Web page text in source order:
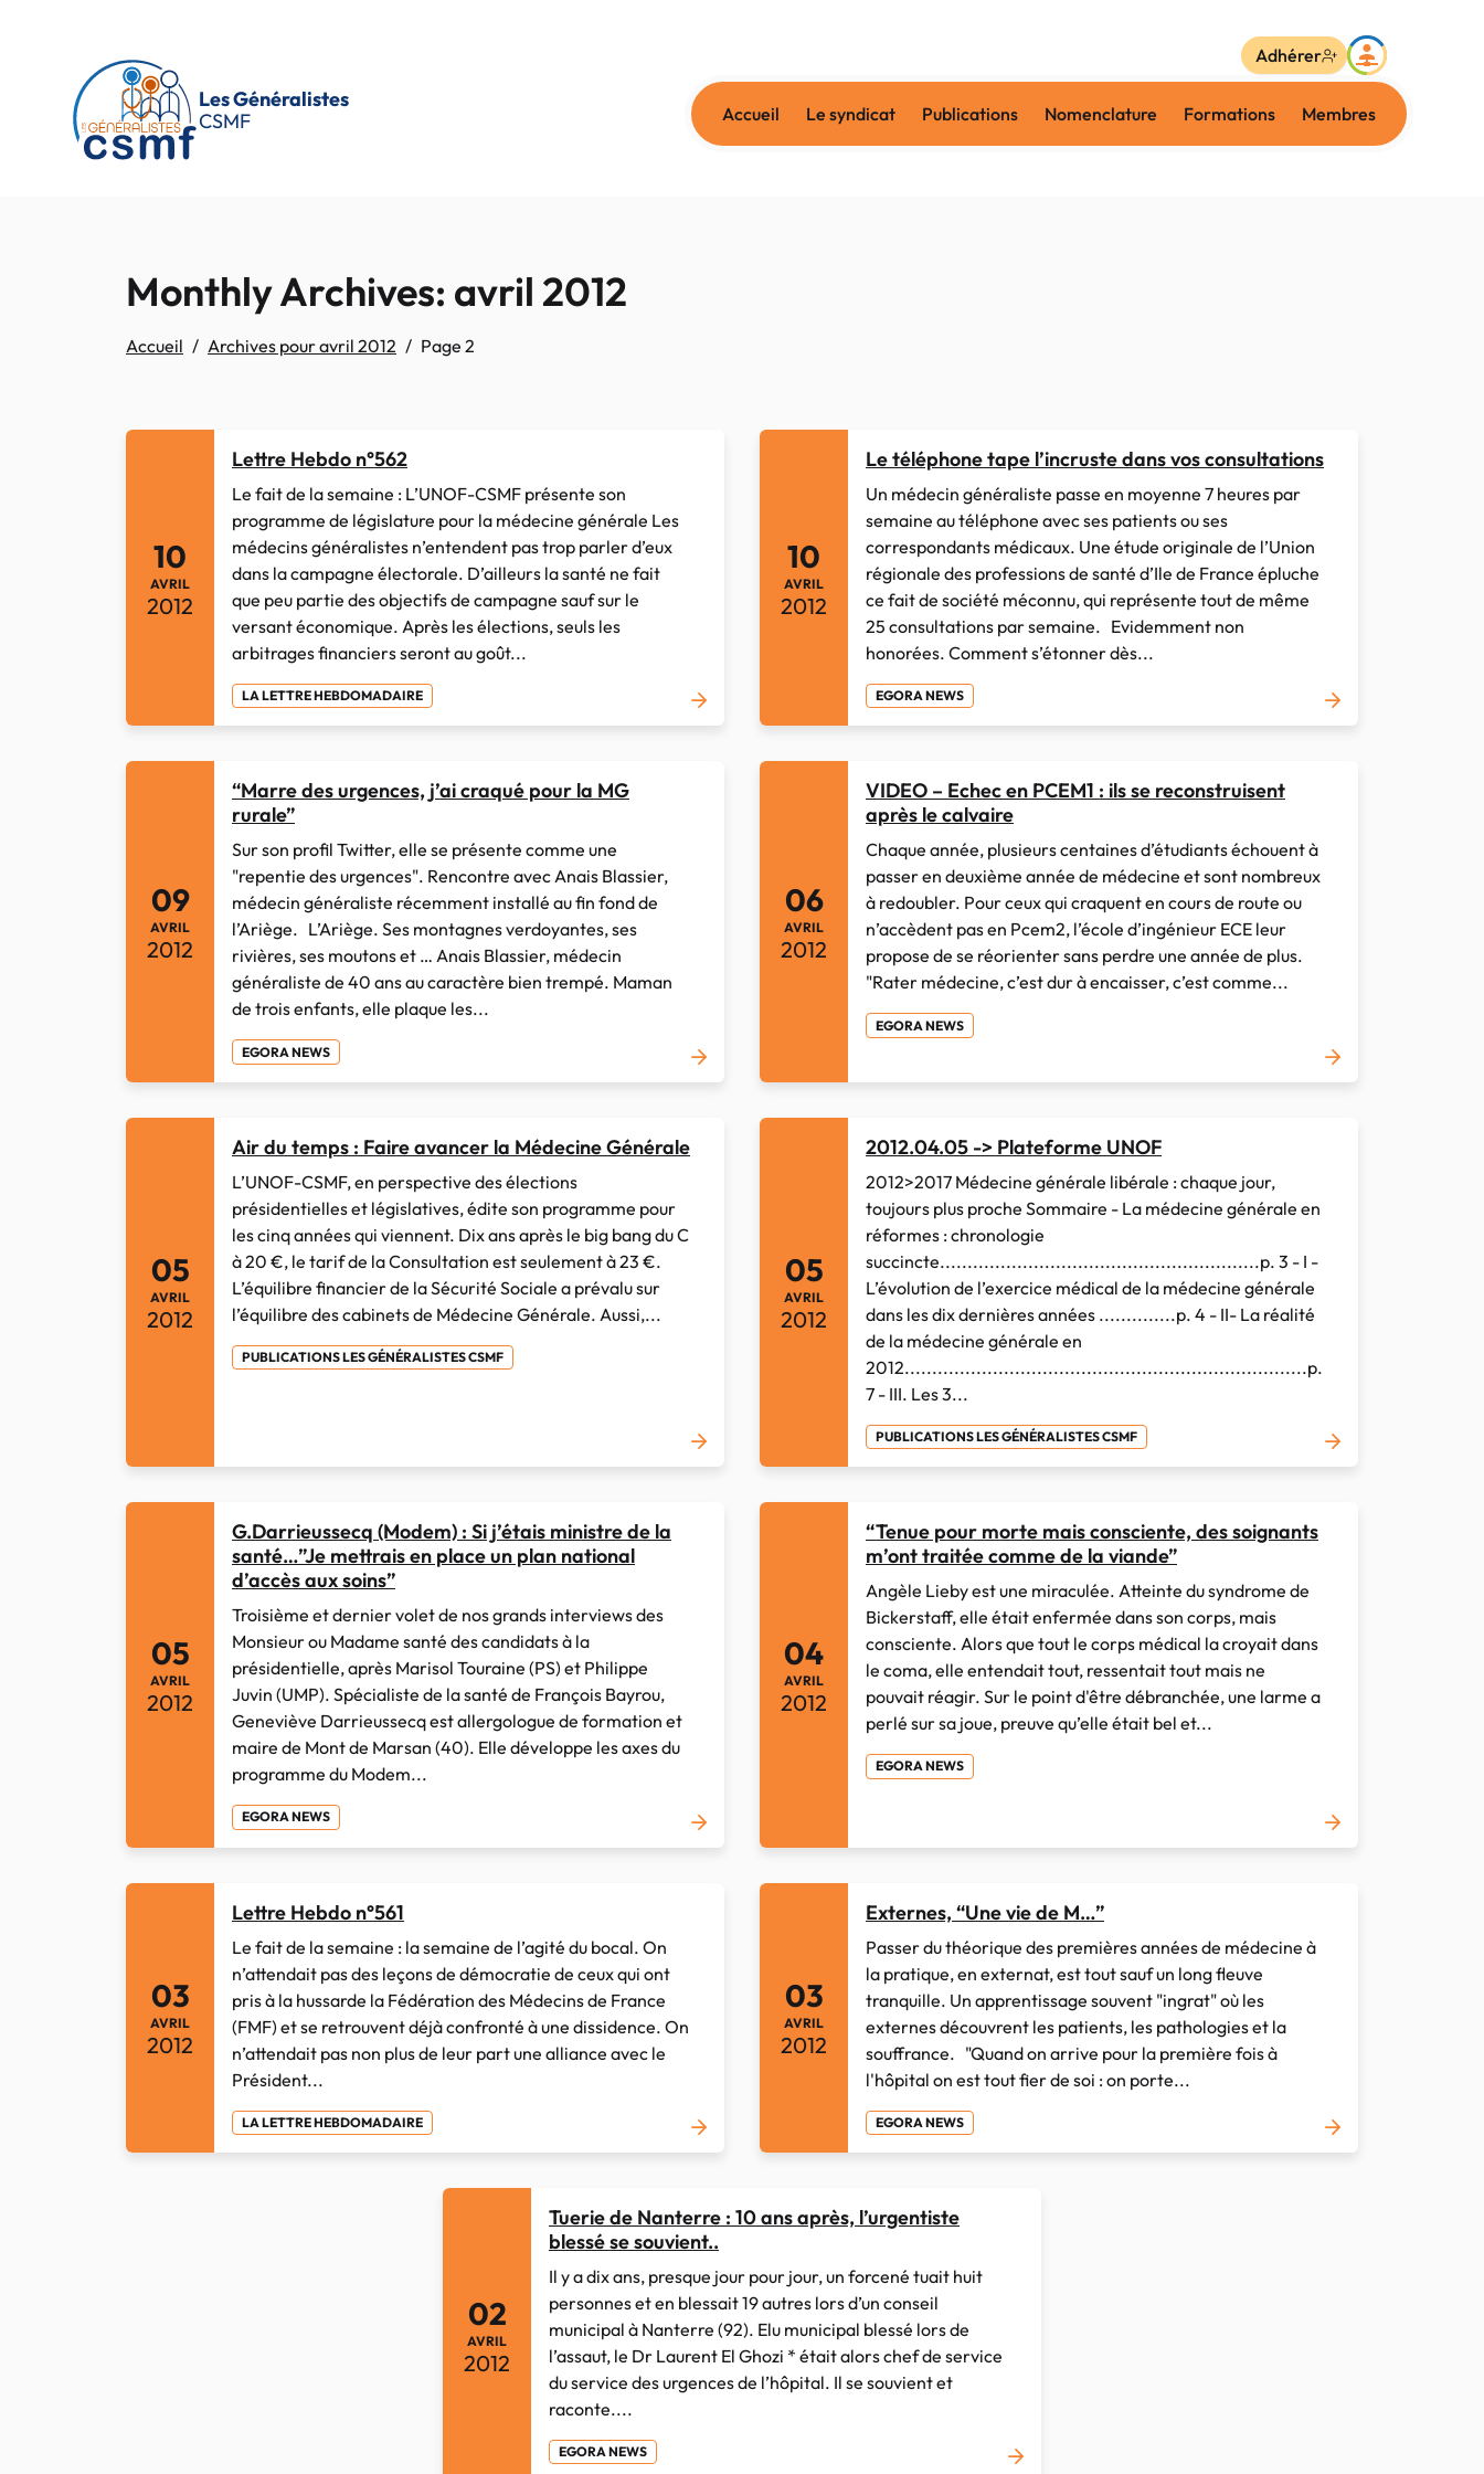
Les Généralistes
CSMF
Accueil Le syndicat Publications Nomenclature Formations Membres
Adhérer
Monthly Archives: avril 2012
Accueil Archives pour avril 2012 Page 2
10
AVRIL
2012
Lettre Hebdo n°562
Le fait de la semaine : L’UNOF-CSMF présente son
programme de législature pour la médecine générale Les
médecins généralistes n’entendent pas trop parler d’eux
dans la campagne électorale. D’ailleurs la santé ne fait
que peu partie des objectifs de campagne sauf sur le
versant économique. Après les élections, seuls les
arbitrages financiers seront au goût...
LA LETTRE HEBDOMADAIRE
10
AVRIL
2012
Le téléphone tape l’incruste dans vos consultations
Un médecin généraliste passe en moyenne 7 heures par
semaine au téléphone avec ses patients ou ses
correspondants médicaux. Une étude originale de l’Union
régionale des professions de santé d’Ile de France épluche
ce fait de société méconnu, qui représente tout de même
25 consultations par semaine. Evidemment non
honorées. Comment s’étonner dès...
EGORA NEWS
09
AVRIL
2012
“Marre des urgences, j’ai craqué pour la MG
rurale”
Sur son profil Twitter, elle se présente comme une
"repentie des urgences". Rencontre avec Anais Blassier,
médecin généraliste récemment installé au fin fond de
l’Ariège. L’Ariège. Ses montagnes verdoyantes, ses
rivières, ses moutons et … Anais Blassier, médecin
généraliste de 40 ans au caractère bien trempé. Maman
de trois enfants, elle plaque les...
EGORA NEWS
06
AVRIL
2012
VIDEO – Echec en PCEM1 : ils se reconstruisent
après le calvaire
Chaque année, plusieurs centaines d’étudiants échouent à
passer en deuxième année de médecine et sont nombreux
à redoubler. Pour ceux qui craquent en cours de route ou
n’accèdent pas en Pcem2, l’école d’ingénieur ECE leur
propose de se réorienter sans perdre une année de plus.
"Rater médecine, c’est dur à encaisser, c’est comme...
EGORA NEWS
05
AVRIL
2012
Air du temps : Faire avancer la Médecine Générale
L’UNOF-CSMF, en perspective des élections
présidentielles et législatives, édite son programme pour
les cinq années qui viennent. Dix ans après le big bang du C
à 20 €, le tarif de la Consultation est seulement à 23 €.
L’équilibre financier de la Sécurité Sociale a prévalu sur
l’équilibre des cabinets de Médecine Générale. Aussi,...
PUBLICATIONS LES GÉNÉRALISTES CSMF
05
AVRIL
2012
2012.04.05 -> Plateforme UNOF
2012>2017 Médecine générale libérale : chaque jour,
toujours plus proche Sommaire - La médecine générale en
réformes : chronologie
succincte..........................................................p. 3 - I -
L’évolution de l’exercice médical de la médecine générale
dans les dix dernières années ..............p. 4 - II- La réalité
de la médecine générale en
2012.........................................................................p.
7 - III. Les 3...
PUBLICATIONS LES GÉNÉRALISTES CSMF
05
AVRIL
2012
G.Darrieussecq (Modem) : Si j’étais ministre de la
santé…”Je mettrais en place un plan national
d’accès aux soins”
Troisième et dernier volet de nos grands interviews des
Monsieur ou Madame santé des candidats à la
présidentielle, après Marisol Touraine (PS) et Philippe
Juvin (UMP). Spécialiste de la santé de François Bayrou,
Geneviève Darrieussecq est allergologue de formation et
maire de Mont de Marsan (40). Elle développe les axes du
programme du Modem...
EGORA NEWS
04
AVRIL
2012
“Tenue pour morte mais consciente, des soignants
m’ont traitée comme de la viande”
Angèle Lieby est une miraculée. Atteinte du syndrome de
Bickerstaff, elle était enfermée dans son corps, mais
consciente. Alors que tout le corps médical la croyait dans
le coma, elle entendait tout, ressentait tout mais ne
pouvait réagir. Sur le point d'être débranchée, une larme a
perlé sur sa joue, preuve qu’elle était bel et...
EGORA NEWS
03
AVRIL
2012
Lettre Hebdo n°561
Le fait de la semaine : la semaine de l’agité du bocal. On
n’attendait pas des leçons de démocratie de ceux qui ont
pris à la hussarde la Fédération des Médecins de France
(FMF) et se retrouvent déjà confronté à une dissidence. On
n’attendait pas non plus de leur part une alliance avec le
Président...
LA LETTRE HEBDOMADAIRE
03
AVRIL
2012
Externes, “Une vie de M…”
Passer du théorique des premières années de médecine à
la pratique, en externat, est tout sauf un long fleuve
tranquille. Un apprentissage souvent "ingrat" où les
externes découvrent les patients, les pathologies et la
souffrance. "Quand on arrive pour la première fois à
l'hôpital on est tout fier de soi : on porte...
EGORA NEWS
02
AVRIL
2012
Tuerie de Nanterre : 10 ans après, l’urgentiste
blessé se souvient..
Il y a dix ans, presque jour pour jour, un forcené tuait huit
personnes et en blessait 19 autres lors d’un conseil
municipal à Nanterre (92). Elu municipal blessé lors de
l’assaut, le Dr Laurent El Ghozi * était alors chef de service
du service des urgences de l’hôpital. Il se souvient et
raconte....
EGORA NEWS